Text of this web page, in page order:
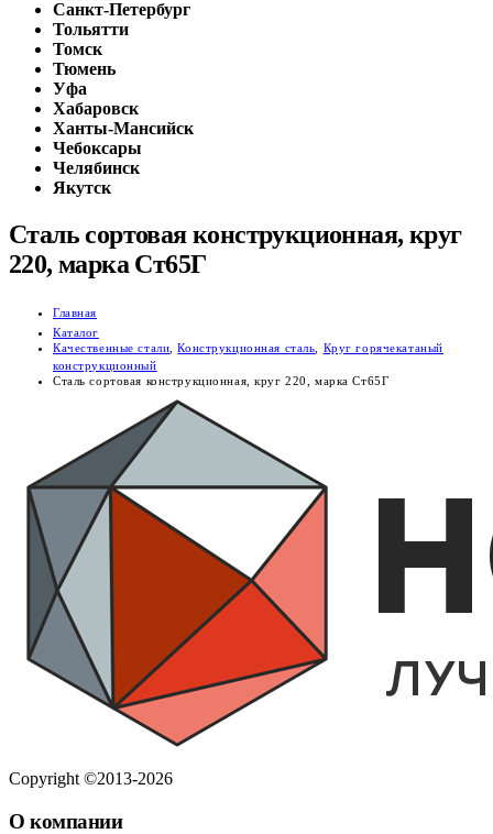
Санкт-Петербург
Тольятти
Томск
Тюмень
Уфа
Хабаровск
Ханты-Мансийск
Чебоксары
Челябинск
Якутск
Сталь сортовая конструкционная, круг
220, марка Ст65Г
Главная
Каталог
Качественные стали ,Конструкционная сталь
Круг горячекатаный
конструкционный
Сталь сортовая конструкционная, круг 220, марка Ст65Г
Copyright ©2013-2026
О компании